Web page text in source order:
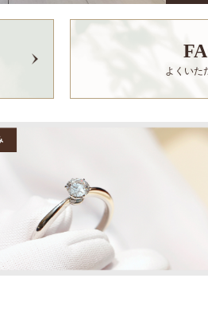
よくいた